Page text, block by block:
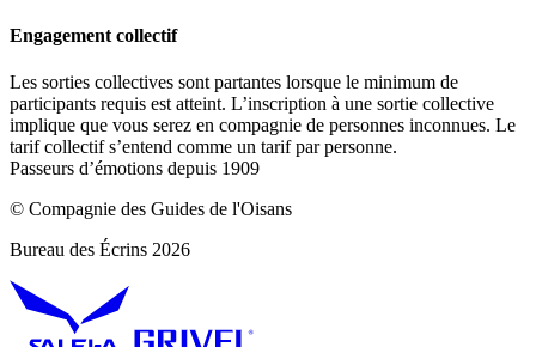
Engagement collectif
Les sorties collectives sont partantes lorsque le minimum de
participants requis est atteint. L’inscription à une sortie collective
implique que vous serez en compagnie de personnes inconnues. Le
tarif collectif s’entend comme un tarif par personne.
Passeurs d’émotions depuis 1909
© Compagnie des Guides de l'Oisans
Bureau des Écrins 2026